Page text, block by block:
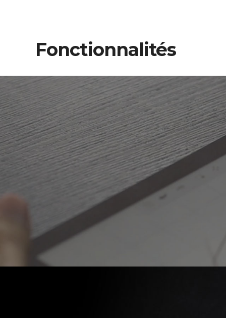
Fonctionnalités